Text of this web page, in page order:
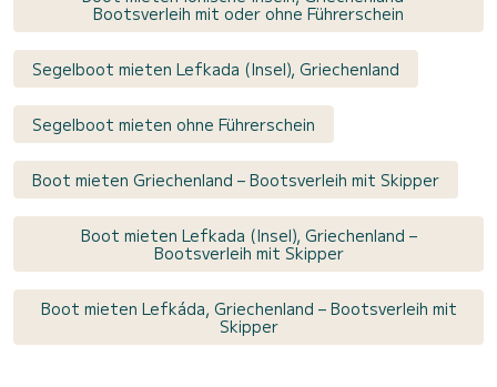
Bootsverleih mit oder ohne Führerschein
Segelboot mieten Lefkada (Insel), Griechenland
Segelboot mieten ohne Führerschein
Boot mieten Griechenland – Bootsverleih mit Skipper
Boot mieten Lefkada (Insel), Griechenland –
Bootsverleih mit Skipper
Boot mieten Lefkáda, Griechenland – Bootsverleih mit
Skipper